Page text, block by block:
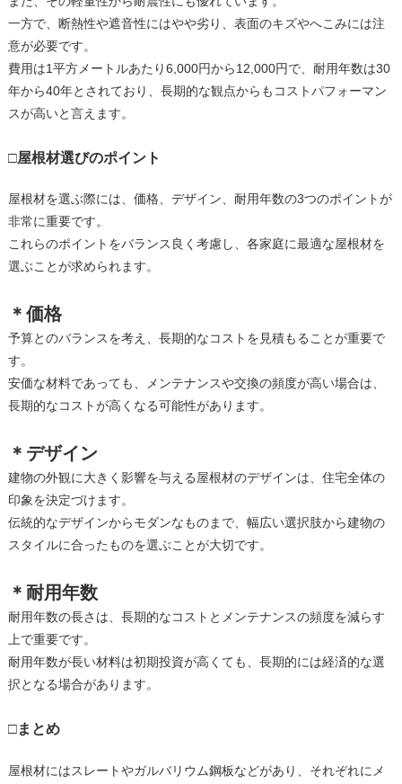
一方で、断熱性や遮音性にはやや劣り、表面のキズやへこみには注
意が必要です。
費用は1平方メートルあたり6,000円から12,000円で、耐用年数は30
年から40年とされており、長期的な観点からもコストパフォーマン
スが高いと言えます。
□屋根材選びのポイント
屋根材を選ぶ際には、価格、デザイン、耐用年数の3つのポイントが
非常に重要です。
これらのポイントをバランス良く考慮し、各家庭に最適な屋根材を
選ぶことが求められます。
＊価格
予算とのバランスを考え、長期的なコストを見積もることが重要で
す。
安価な材料であっても、メンテナンスや交換の頻度が高い場合は、
長期的なコストが高くなる可能性があります。
＊デザイン
建物の外観に大きく影響を与える屋根材のデザインは、住宅全体の
印象を決定づけます。
伝統的なデザインからモダンなものまで、幅広い選択肢から建物の
スタイルに合ったものを選ぶことが大切です。
＊耐用年数
耐用年数の長さは、長期的なコストとメンテナンスの頻度を減らす
上で重要です。
耐用年数が長い材料は初期投資が高くても、長期的には経済的な選
択となる場合があります。
□まとめ
屋根材にはスレートやガルバリウム鋼板などがあり、それぞれにメ